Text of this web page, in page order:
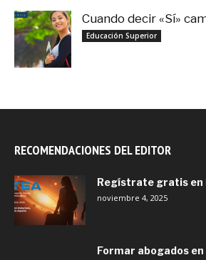
Cuando decir «Sí»
Educación Superior
RECOMENDACIONES DEL EDITOR
Regístrate gratis en
noviembre 4, 2025
Formar abogados